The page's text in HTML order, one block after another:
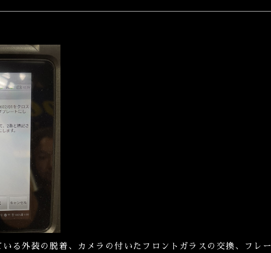
る外装の脱着、カメラの付いたフロントガラスの交換、フレ